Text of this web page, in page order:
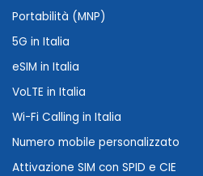
Portabilità (MNP)
5G in Italia
eSIM in Italia
VoLTE in Italia
Wi-Fi Calling in Italia
Numero mobile personalizzato
Attivazione SIM con SPID e CIE